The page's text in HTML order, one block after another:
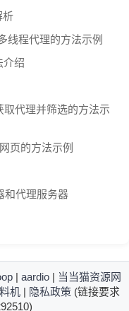
析
线程代理的方法示例
介绍
取代理并筛选的方法示
页的方法示例
和代理服务器
| aardio | 当当猫资源网
机| 隐私政策 (链接要求